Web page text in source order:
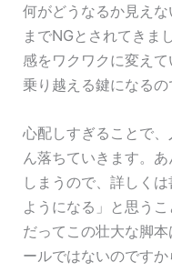
何がどうなるか見え
までNGとされてきま
感をワクワクに変え
乗り越える鍵になるの
心配しすぎることで
ん落ちていきます。
しまうので、詳しく
ようになる」と思うこ
だってこの壮大な脚
ールではないのですか